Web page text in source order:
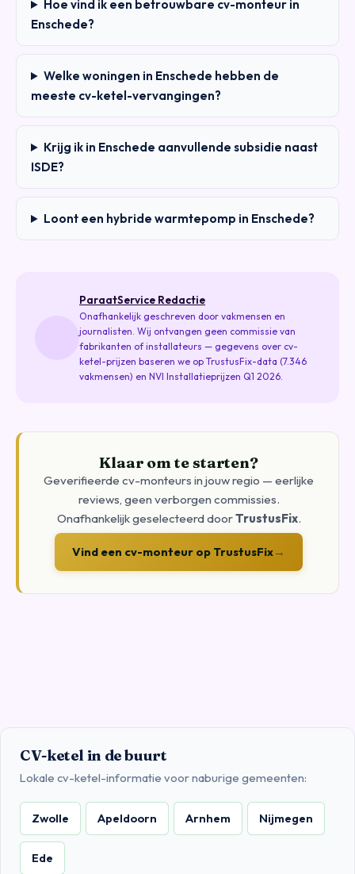
Hoe vind ik een betrouwbare cv-monteur in
Enschede?
Welke woningen in Enschede hebben de
meeste cv-ketel-vervangingen?
Krijg ik in Enschede aanvullende subsidie naast
ISDE?
Loont een hybride warmtepomp in Enschede?
ParaatService Redactie
Onafhankelijk geschreven door vakmensen en
journalisten. Wij ontvangen geen commissie van
fabrikanten of installateurs — gegevens over cv-
ketel-prijzen baseren we op TrustusFix-data (7.346
vakmensen) en NVI Installatieprijzen Q1 2026.
Klaar om te starten?
Geverifieerde cv-monteurs in jouw regio — eerlijke
reviews, geen verborgen commissies.
Onafhankelijk geselecteerd doorTrustusFix.
Vind een cv-monteur op TrustusFix→
CV-ketel in de buurt
Lokale cv-ketel-informatie voor naburige gemeenten:
Zwolle Apeldoorn Arnhem Nijmegen
Ede